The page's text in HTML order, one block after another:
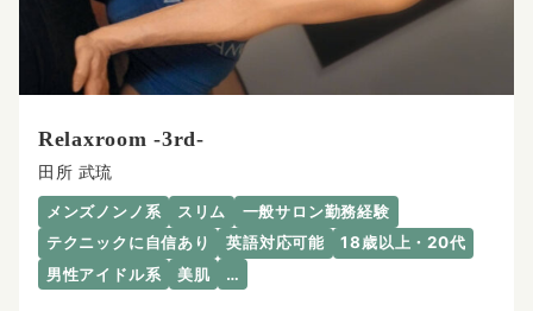
Relaxroom -3rd-
田所 武琉
メンズノンノ系 スリム
一般サロン勤務経験
テクニックに自信あり
英語対応可能
18歳以上・20代
男性アイドル系
美肌 …